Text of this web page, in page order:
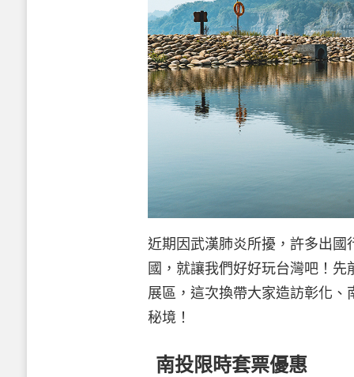
近期因武漢肺炎所擾，許多出
國，就讓我們好好玩台灣吧！先
展區，這次換帶大家造訪彰化
秘境！
南投限時套票優惠